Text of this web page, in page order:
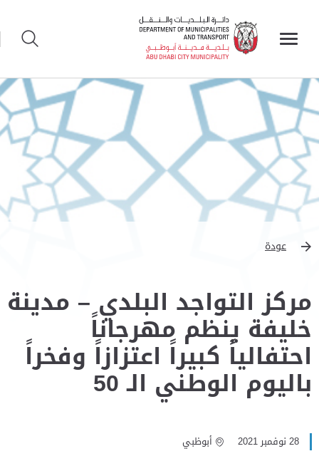
عودة
مركز التواجد البلدي – مدينة
خليفة ينظم مهرجاناً
احتفالياً كبيراً اعتزازاً وفخراً
باليوم الوطني الـ 50
28 نوفمبر 2021 أبوظبي